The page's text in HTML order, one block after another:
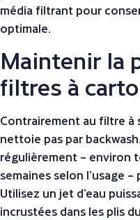
média filtrant pour
optimale.
Maintenir la
filtres à
Contrairement au filtre à
nettoie pas par
régulièrement – environ
semaines selon l’usage
Utilisez un jet d’eau
incrustées dans les plis